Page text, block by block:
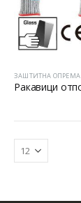
ЗАШТИТНА ОПРЕМА